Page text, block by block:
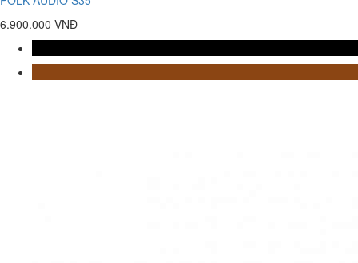
6.900.000 VNĐ